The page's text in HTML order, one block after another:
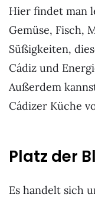
Hier findet man
Gemüse, Fisch,
Süßigkeiten,
Cádiz und
Außerdem
Cádizer Küche
Platz der
Es handelt sich